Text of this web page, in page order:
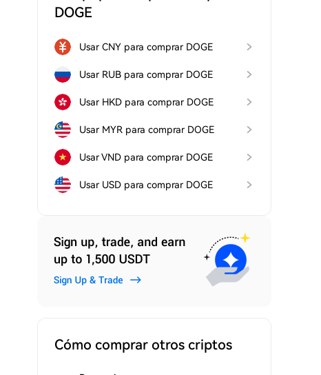
DOGE
Usar CNY para comprar DOGE
Usar RUB para comprar DOGE
Usar HKD para comprar DOGE
Usar MYR para comprar DOGE
Usar VND para comprar DOGE
Usar USD para comprar DOGE
Cómo comprar otros criptos